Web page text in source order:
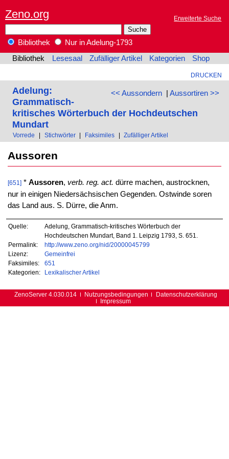
Zeno.org Erweiterte Suche
Bibliothek
Nur in Adelung-1793
Bibliothek
Lesesaal Zufälliger Artikel Kategorien Shop
DRUCKEN
<< Aussondern| Aussortiren >>
Adelung:
Grammatisch-
kritisches Wörterbuch der Hochdeutschen
Mundart
Vorrede Stichwörter Faksimiles Zufälliger Artikel
Aussoren
[651]* Aussoren, verb. reg. act. dürre machen, austrocknen,
nur in einigen Niedersächsischen Gegenden. Ostwinde soren
das Land aus. S. Dürre, die Anm.
Quelle:
Adelung, Grammatisch-kritisches Wörterbuch der
Hochdeutschen Mundart, Band 1. Leipzig 1793, S. 651.
Permalink:
http://www.zeno.org/nid/20000045799
Lizenz:
Gemeinfrei
Faksimiles:
651
Kategorien:
Lexikalischer Artikel
ZenoServer 4.030.014 Nutzungsbedingungen
Datenschutzerklärung
Impressum